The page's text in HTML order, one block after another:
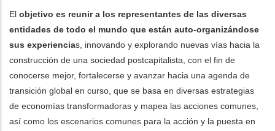
El objetivo es reunir a los representantes de las diversas
entidades de todo el mundo que están auto-organizándose
sus experiencias, innovando y explorando nuevas vías hacia la
construcción de una sociedad postcapitalista, con el fin de
conocerse mejor, fortalecerse y avanzar hacia una agenda de
transición global en curso, que se basa en diversas estrategias
de economías transformadoras y mapea las acciones comunes,
así como los escenarios comunes para la acción y la puesta en